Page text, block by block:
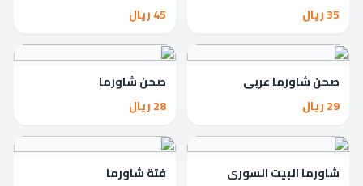
35 ريال
45 ريال
صحن شاورما عربي
29 ريال
صحن شاورما
28 ريال
شاورما البيت السوري
فتة شاورما